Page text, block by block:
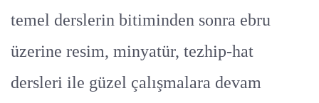
temel derslerin bitiminden sonra ebru
üzerine resim, minyatür, tezhip-hat
dersleri ile güzel çalışmalara devam